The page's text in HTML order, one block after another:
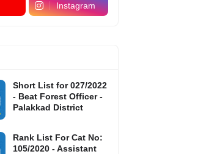
Instagram
Short List for 027/2022
- Beat Forest Officer -
Palakkad District
Rank List For Cat No:
105/2020 - Assistant